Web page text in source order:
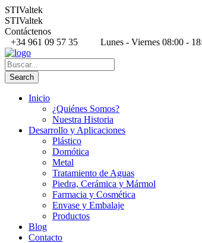
STIValtek
STIValtek
Contáctenos
+34 961 09 57 35
Lunes - Viernes 08:00 -
Inicio
¿Quiénes Somos?
Nuestra Historia
Desarrollo y Aplicaciones
Plástico
Domótica
Metal
Tratamiento de Aguas
Piedra, Cerámica y Mármol
Farmacia y Cosmética
Envase y Embalaje
Productos
Blog
Contacto